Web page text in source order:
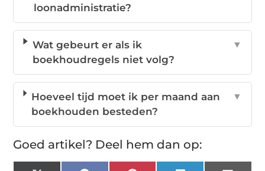
loonadministratie?
Wat gebeurt er als ik
boekhoudregels niet volg?
▼
Hoeveel tijd moet ik per maand aan
boekhouden besteden?
▼
Goed artikel? Deel hem dan op: